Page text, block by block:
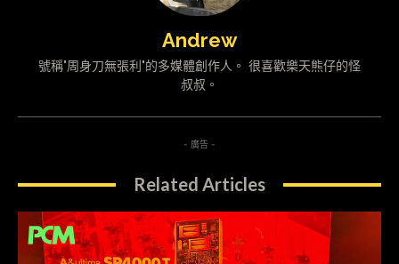
Andrew
號稱"周身刀無張利"的多媒體創作人。 很喜歡樂天熊仔的怪
叔叔。
- 廣告 -
Related Articles